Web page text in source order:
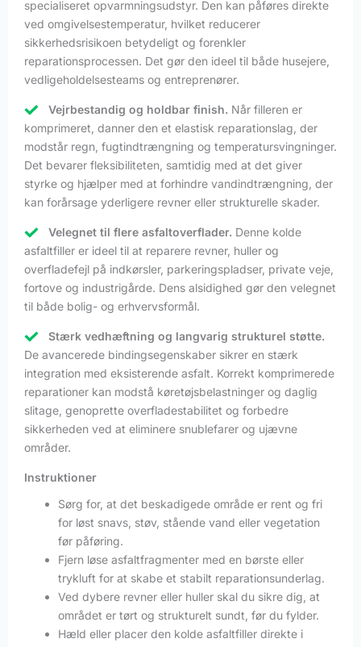
specialiseret opvarmningsudstyr. Den kan påføres direkte
ved omgivelsestemperatur, hvilket reducerer
sikkerhedsrisikoen betydeligt og forenkler
reparationsprocessen. Det gør den ideel til både husejere,
vedligeholdelsesteams og entreprenører.
Vejrbestandig og holdbar finish. Når filleren er
komprimeret, danner den et elastisk reparationslag, der
modstår regn, fugtindtrængning og temperatursvingninger.
Det bevarer fleksibiliteten, samtidig med at det giver
styrke og hjælper med at forhindre vandindtrængning, der
kan forårsage yderligere revner eller strukturelle skader.
Velegnet til flere asfaltoverflader. Denne kolde
asfaltfiller er ideel til at reparere revner, huller og
overfladefejl på indkørsler, parkeringspladser, private veje,
fortove og industrigårde. Dens alsidighed gør den velegnet
til både bolig- og erhvervsformål.
Stærk vedhæftning og langvarig strukturel støtte.
De avancerede bindingsegenskaber sikrer en stærk
integration med eksisterende asfalt. Korrekt komprimerede
reparationer kan modstå køretøjsbelastninger og daglig
slitage, genoprette overfladestabilitet og forbedre
sikkerheden ved at eliminere snublefarer og ujævne
områder.
Instruktioner
Sørg for, at det beskadigede område er rent og fri
for løst snavs, støv, stående vand eller vegetation
før påføring.
Fjern løse asfaltfragmenter med en børste eller
trykluft for at skabe et stabilt reparationsunderlag.
Ved dybere revner eller huller skal du sikre dig, at
området er tørt og strukturelt sundt, før du fylder.
Hæld eller placer den kolde asfaltfiller direkte i